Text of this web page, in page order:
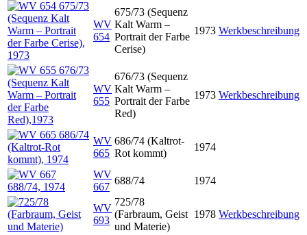
WV
654
675/73 (Sequenz
Kalt Warm –
Portrait der Farbe
Cerise)
1973 Werkbeschreibung
WV
655
676/73 (Sequenz
Kalt Warm –
Portrait der Farbe
Red)
1973 Werkbeschreibung
WV
665
686/74 (Kaltrot-
Rot kommt)
1974
WV
667
688/74 1974
WV
693
725/78
(Farbraum, Geist
und Materie)
1978 Werkbeschreibung